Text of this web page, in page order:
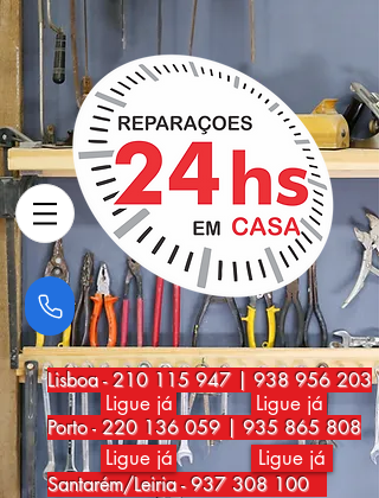
Ligue já Ligue já
Lisboa-210 115 947|938 956 203
Porto- 220 136 059 |935 865 808
Santarém/Leiria -937 308 100
Ligue já Ligue já